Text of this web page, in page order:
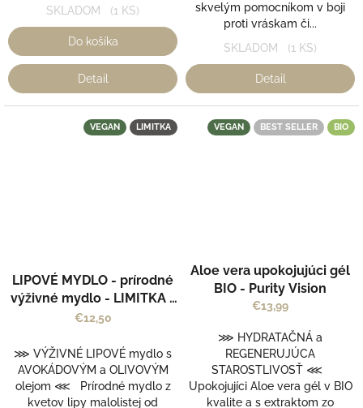
SKLADOM (1 KS)
Do košíka
Detail
skvelým pomocníkom v boji
proti vráskam či...
SKLADOM (1 KS)
Detail
VEGAN LIMITKA
LIPOVÉ MYDLO - prírodné
výživné mydlo - LIMITKA -
Mylo
€12,50
⋙ VÝŽIVNÉ LIPOVÉ mydlo s
AVOKÁDOVÝM a OLIVOVÝM
olejom ⋘ Prírodné mydlo z
kvetov lipy malolistej od
VEGAN BEST SELLER BIO
Aloe vera upokojujúci gél
BIO - Purity Vision
€13,99
⋙ HYDRATAČNÁ a
REGENERUJÚCA
STAROSTLIVOSŤ ⋘
Upokojujíci Aloe vera gél v BIO
kvalite a s extraktom zo